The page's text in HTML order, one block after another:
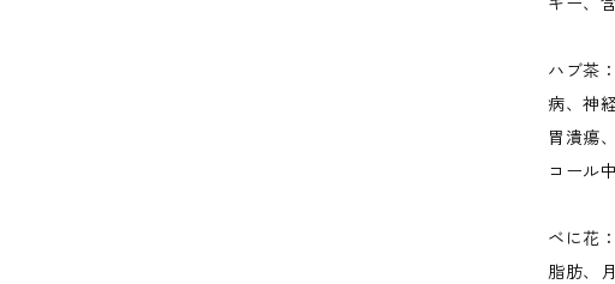
ハブ茶
病、神
胃潰瘍
コール
ベに花
脂肪、